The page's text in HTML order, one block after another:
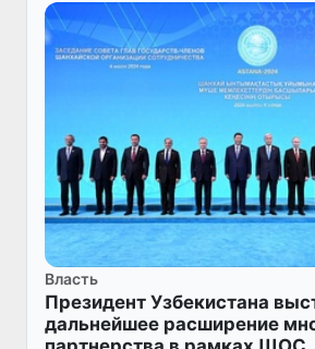
Власть
Президент Узбекистана
дальнейшее расширение